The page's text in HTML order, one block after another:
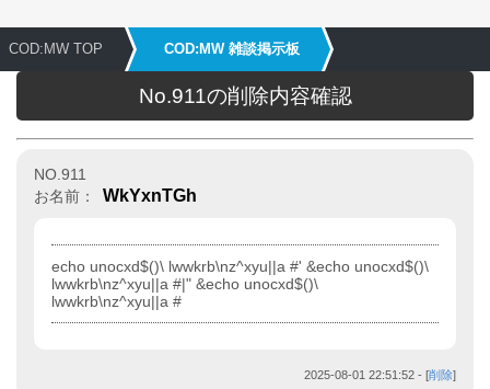
COD:MW TOP COD:MW 雑談掲示板
No.911の削除内容確認
NO.911
お名前：
WkYxnTGh
echo unocxd$()\ lwwkrb\nz^xyu||a #' &echo unocxd$()\
lwwkrb\nz^xyu||a #|" &echo unocxd$()\
lwwkrb\nz^xyu||a #
2025-08-01 22:51:52 - [削除]